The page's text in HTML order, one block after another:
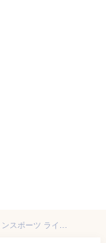
笛付 フローティングベスト 子供用6116 ジュニア マリンスポーツ ライフジャケット キッズ 子ども用 こども スノーケリング フィッシングベスト 釣 ss6